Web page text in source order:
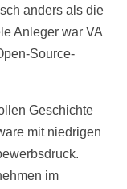
anders als die
Anleger war VA
Source-
Geschichte
mit niedrigen
im